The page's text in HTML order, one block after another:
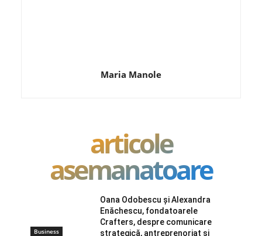
Maria Manole
articole
asemanatoare
Business
Oana Odobescu și Alexandra
Enăchescu, fondatoarele
Crafters, despre comunicare
strategică, antreprenoriat și